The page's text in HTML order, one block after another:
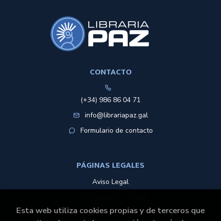
Responsable del tratamiento: LIBRERÍA PAZ S.L.
Dirección postal: Rúa Peregrina 29, 36001 Pontevedra
Dirección electrónica:
info@librariapaz.gal
https://www.librariapaz.gal/es/politica-de-privacidad
CONTACTO
(+34) 986 86 04 71
info@librariapaz.gal
Formulario de contacto
PÁGINAS LEGALES
Aviso Legal
Política de protección de datos
Esta web utiliza cookies propias y de terceros que